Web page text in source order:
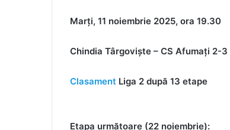
Marți, 11 noiembrie 2025, ora 19.30
Chindia Târgovişte – CS Afumaţi 2-3
Clasament Liga 2 după 13 etape
Etapa următoare (22 noiembrie):